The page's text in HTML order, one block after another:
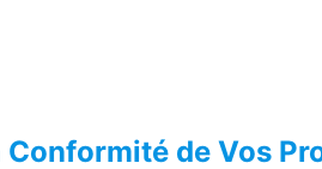
Conformité de Vos